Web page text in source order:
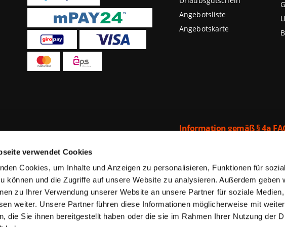
verwendet Cookies
Cookies, um Inhalte und Anzeigen zu personalisieren, Funktionen für
können und die Zugriffe auf unsere Website zu analysieren. Außerdem geben
zu Ihrer Verwendung unserer Website an unsere Partner für soziale
weiter. Unsere Partner führen diese Informationen möglicherweise mit
die Sie ihnen bereitgestellt haben oder die sie im Rahmen Ihrer Nutzung der
Angebotsliste
Angebotskarte
Kurzurlaube in Form eines
kaufen. Urlaubsgutscheine von we-
und Verfügbarkeit im jeweils
eingelöst werden und sind bis zu 70%
Buchung. Egal ob Städtereise,
we-are.travel findet jeder das richtige
Information gemäß § 4a
Über die von we-are.travel
Verträge mit Dritten
nimmt Zahlungen im Namen
der Verkaufsplattform sind
Das Hauptkriterium für die
Angebote zuerst).